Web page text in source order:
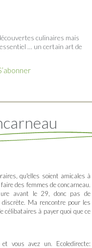
culinaires mais
… un certain art de
qu'elles soient amicales à
des femmes de concarneau.
avant le 29, donc pas de
Ma rencontre pour les
célibataires à payer quoi que ce
vous avez un. Ecoledirecte: